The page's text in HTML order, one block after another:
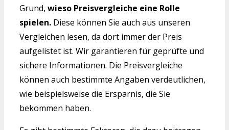
Grund, wieso Preisvergleiche eine Rolle
spielen. Diese können Sie auch aus unseren
Vergleichen lesen, da dort immer der Preis
aufgelistet ist. Wir garantieren für geprüfte und
sichere Informationen. Die Preisvergleiche
können auch bestimmte Angaben verdeutlichen,
wie beispielsweise die Ersparnis, die Sie
bekommen haben.